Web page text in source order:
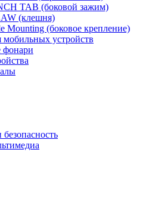
TAB (боковой зажим)
(клешня)
Mounting (боковое крепление)
мобильных устройств
фонари